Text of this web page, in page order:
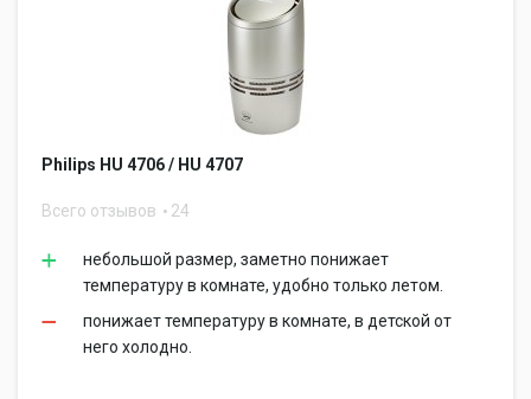
Philips HU 4706 / HU 4707
Всего отзывов 24
небольшой размер, заметно понижает
температуру в комнате, удобно только летом.
понижает температуру в комнате, в детской от
него холодно.